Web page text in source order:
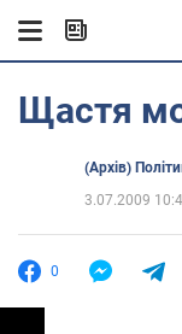
Щастя
(Архів)
3.07.2009
0